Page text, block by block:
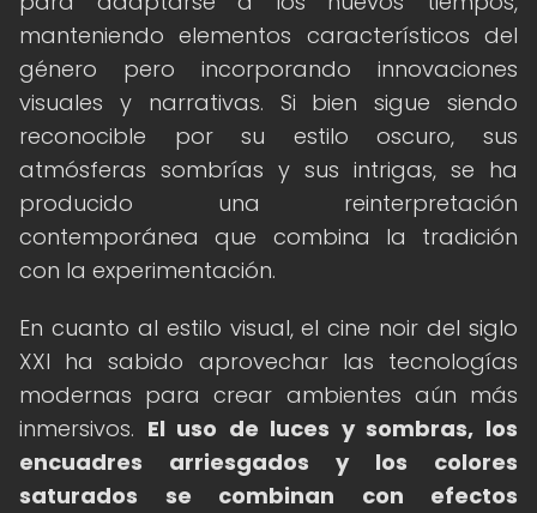
manteniendo elementos característicos del
género pero incorporando innovaciones
visuales y narrativas. Si bien sigue siendo
reconocible por su estilo oscuro, sus
atmósferas sombrías y sus intrigas, se ha
producido una reinterpretación
contemporánea que combina la tradición
con la experimentación.
En cuanto al estilo visual, el cine noir del siglo
XXI ha sabido aprovechar las tecnologías
modernas para crear ambientes aún más
inmersivos. El uso de luces y sombras, los
encuadres arriesgados y los colores
saturados se combinan con efectos